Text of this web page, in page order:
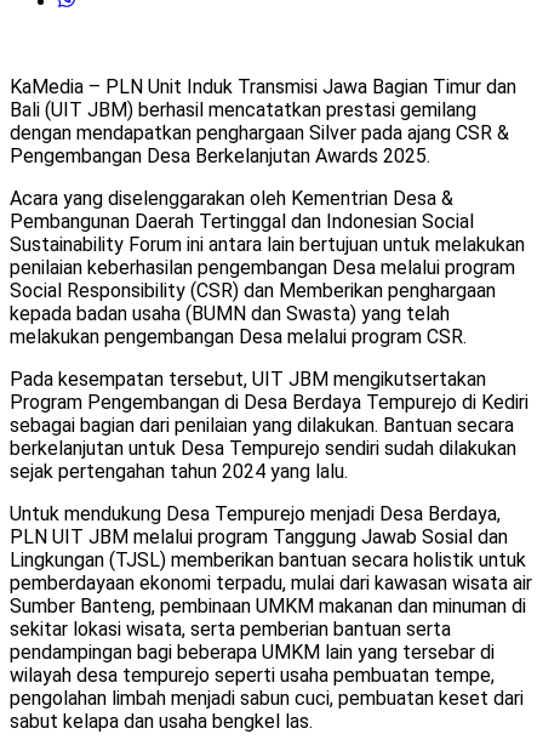
KaMedia – PLN Unit Induk Transmisi Jawa Bagian Timur dan
Bali (UIT JBM) berhasil mencatatkan prestasi gemilang
dengan mendapatkan penghargaan Silver pada ajang CSR &
Pengembangan Desa Berkelanjutan Awards 2025.
Acara yang diselenggarakan oleh Kementrian Desa &
Pembangunan Daerah Tertinggal dan Indonesian Social
Sustainability Forum ini antara lain bertujuan untuk melakukan
penilaian keberhasilan pengembangan Desa melalui program
Social Responsibility (CSR) dan Memberikan penghargaan
kepada badan usaha (BUMN dan Swasta) yang telah
melakukan pengembangan Desa melalui program CSR.
Pada kesempatan tersebut, UIT JBM mengikutsertakan
Program Pengembangan di Desa Berdaya Tempurejo di Kediri
sebagai bagian dari penilaian yang dilakukan. Bantuan secara
berkelanjutan untuk Desa Tempurejo sendiri sudah dilakukan
sejak pertengahan tahun 2024 yang lalu.
Untuk mendukung Desa Tempurejo menjadi Desa Berdaya,
PLN UIT JBM melalui program Tanggung Jawab Sosial dan
Lingkungan (TJSL) memberikan bantuan secara holistik untuk
pemberdayaan ekonomi terpadu, mulai dari kawasan wisata air
Sumber Banteng, pembinaan UMKM makanan dan minuman di
sekitar lokasi wisata, serta pemberian bantuan serta
pendampingan bagi beberapa UMKM lain yang tersebar di
wilayah desa tempurejo seperti usaha pembuatan tempe,
pengolahan limbah menjadi sabun cuci, pembuatan keset dari
sabut kelapa dan usaha bengkel las.